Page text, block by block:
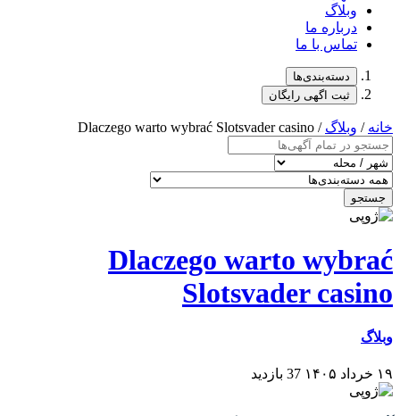
وبلاگ
درباره ما
تماس با ما
دسته‌بندی‌ها
ثبت اگهی رایگان
خانه / وبلاگ / Dlaczego warto wybrać Slotsvader casino
جستجو
Dlaczego warto wybrać
Slotsvader casino
وبلاگ
۱۹ خرداد ۱۴۰۵ 37 بازدید